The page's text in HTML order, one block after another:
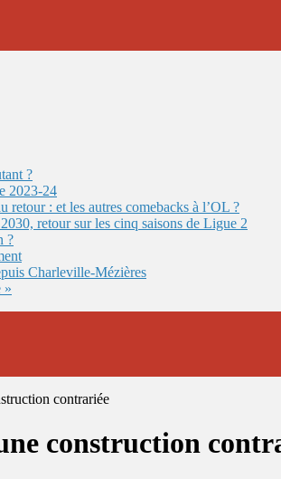
?
2023-24
retour : et les autres comebacks à l’OL ?
retour sur les cinq saisons de Ligue 2
?
Charleville-Mézières
»
contrariée
construction